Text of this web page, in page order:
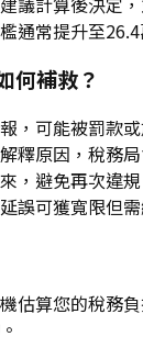
通常提升至26.4
何補救？
，可能被罰款
釋原因，稅務
，避免再次違
誤可獲寬限但需
估算您的稅務